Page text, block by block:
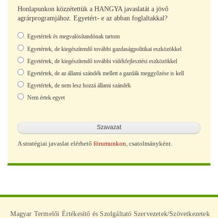
Honlapunkon közzétettük a HANGYA javaslatát a jövő
agrárprogramjához. Egyetért- e az abban foglaltakkal?
Választások
Egyetértek és megvalósítandónak tartom
Egyetértek, de kiegészítendő további gazdaságpolitikai eszközökkel
Egyetértek, de kiegészítendő további vidékfejlesztési eszközökkel
Egyetértek, de az állami szándék mellett a gazdák meggyőzése is kell
Egyetértek, de nem lesz hozzá állami szándék
Nem értek egyet
A stratégiai javaslat elérhető fórumunkon, csatolmányként.
Magyar Termelői Értékesítő és Szolgáltató Szervezetek/Szövetkezetek